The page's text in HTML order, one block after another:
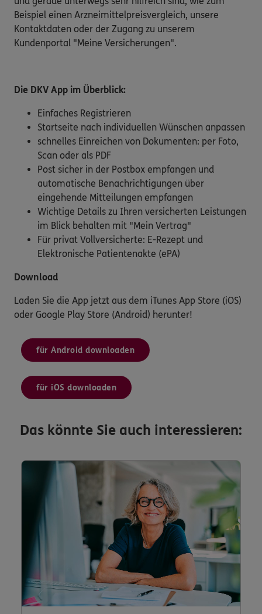
Beispiel einen Arzneimittelpreisvergleich, unsere
Kontaktdaten oder der Zugang zu unserem
Kundenportal "Meine Versicherungen".
Die DKV App im Überblick:
Einfaches Registrieren
Startseite nach individuellen Wünschen anpassen
schnelles Einreichen von Dokumenten: per Foto,
Scan oder als PDF
Post sicher in der Postbox empfangen und
automatische Benachrichtigungen über
eingehende Mitteilungen empfangen
Wichtige Details zu Ihren versicherten Leistungen
im Blick behalten mit "Mein Vertrag"
Für privat Vollversicherte: E-Rezept und
Elektronische Patientenakte (ePA)
Download
Laden Sie die App jetzt aus dem iTunes App Store (iOS)
oder Google Play Store (Android) herunter!
für Android downloaden
für iOS downloaden
Das könnte Sie auch interessieren: